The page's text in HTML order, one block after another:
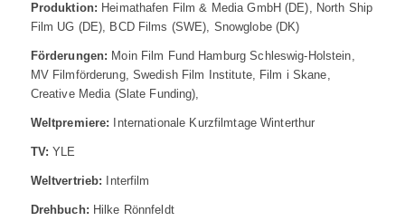
Produktion: Heimathafen Film & Media GmbH (DE), North Ship
Film UG (DE), BCD Films (SWE), Snowglobe (DK)
Förderungen: Moin Film Fund Hamburg Schleswig-Holstein,
MV Filmförderung, Swedish Film Institute, Film i Skane,
Creative Media (Slate Funding),
Weltpremiere: Internationale Kurzfilmtage Winterthur
TV: YLE
Weltvertrieb: Interfilm
Drehbuch: Hilke Rönnfeldt